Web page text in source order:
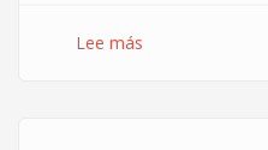
Lee más